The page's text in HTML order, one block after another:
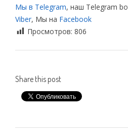
Мы в Telegram, наш Telegram
Viber, Мы на Facebook
Просмотров: 806
Share this post